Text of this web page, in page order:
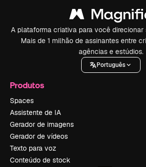
A plataforma criativa para você
Mais de 1 milhão de assinantes entre
agências e estúdios.
Português
Produtos
Spaces
Assistente de IA
Gerador de imagens
Gerador de vídeos
Texto para voz
Conteúdo de stock